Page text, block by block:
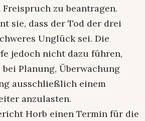
zu beantragen.
sie, dass der Tod der drei
Unglück sei. Die
jedoch nicht dazu führen,
Planung, Überwachung
ausschließlich einem
anzulasten.
Horb einen Termin für die